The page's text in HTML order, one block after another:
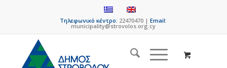
Τηλεφωνικό κέντρο: 22470470 |Email:
municipality@strovolos.org.cy